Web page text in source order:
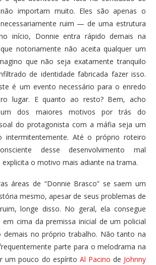
não importam muito. Eles são apenas o
ruim — de uma estrutura
início, Donnie entra rápido demais na
notoriamente não aceita qualquer um
que não seja exatamente tranquilo
de identidade fabricada fazer isso.
é um evento necessário para o enredo
lugar. E quanto ao resto? Bem, acho
dos maiores motivos por trás do
do protagonista com a máfia seja um
intermitentemente. Até o próprio roteiro
desse desenvolvimento mal
o motivo mais adiante na trama.
áreas de “Donnie Brasco” se saem um
mesmo, apesar de seus problemas de
longe disso. No geral, ela consegue
cima da premissa inicial de um policial
demais no próprio trabalho. Não tanto na
parte para o melodrama na
um pouco do espírito Al Pacino de Johnny